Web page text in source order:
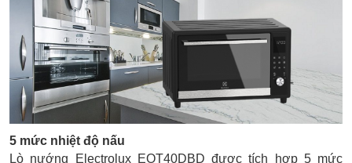
5 mức nhiệt độ nấu
Lò nướng Electrolux EOT40DBD được tích hợp 5 mức